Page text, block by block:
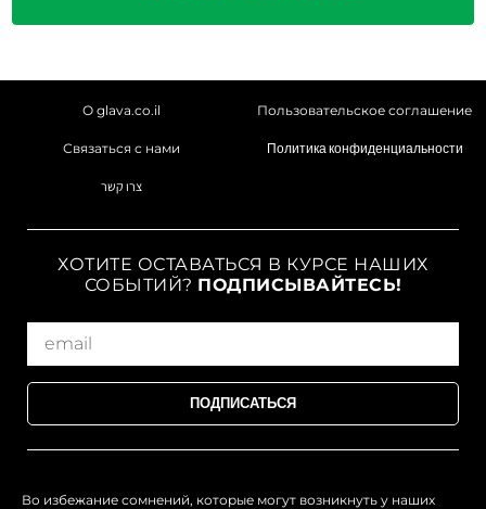
О glava.co.il
Связаться с нами
Пользовательское соглашение
Политика конфиденциальности
צרו קשר
ХОТИТЕ ОСТАВАТЬСЯ В КУРСЕ НАШИХ
СОБЫТИЙ? ПОДПИСЫВАЙТЕСЬ!
ПОДПИСАТЬСЯ
Во избежание сомнений, которые могут возникнуть у наших